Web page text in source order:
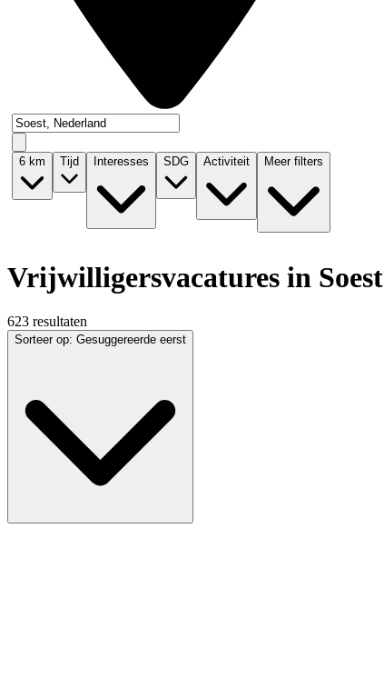
6 km Tijd Interesses SDG Activiteit Meer filters
Vrijwilligersvacatures in Soest
623 resultaten
Sorteer op: Gesuggereerde eerst